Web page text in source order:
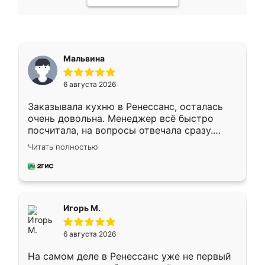
Мальвина
6 августа 2026
Заказывала кухню в Ренессанс, осталась
очень довольна. Менеджер всё быстро
посчитала, на вопросы отвечала сразу.
Замерщик приехал в субботу, подошёл к
делу со всей ответственностью. Собрали
за день, ребята работали аккуратно, даже
Читать полностью
Игорь М.
6 августа 2026
На самом деле в Ренессанс уже не первый